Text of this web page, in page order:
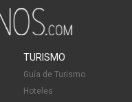
TURISMO
Guía de Turismo
Hoteles